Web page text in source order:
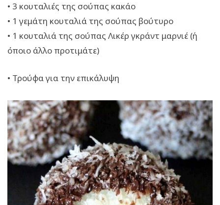
• 3 κουταλιές της σούπας κακάο
• 1 γεμάτη κουταλιά της σούπας βούτυρο
• 1 κουταλιά της σούπας Λικέρ γκράντ μαρνιέ (ή
όποιο άλλο προτιμάτε)
• Τρούφα για την επικάλυψη